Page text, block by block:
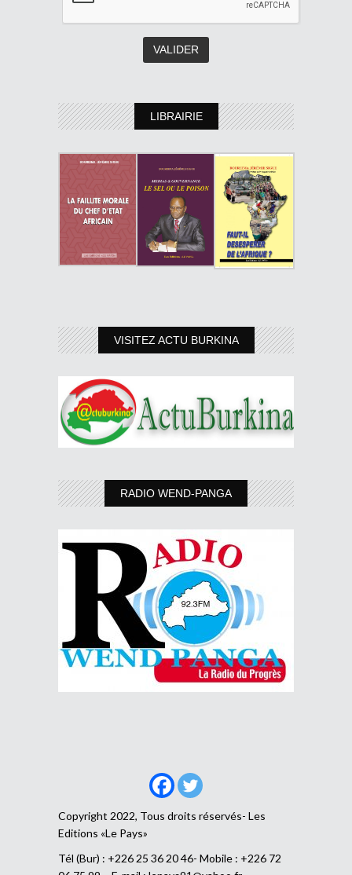
LIBRAIRIE
VISITEZ ACTU BURKINA
RADIO WEND-PANGA
Copyright 2022, Tous droits réservés- Les
Editions «Le Pays»
Tél (Bur) : +226 25 36 20 46- Mobile : +226 72